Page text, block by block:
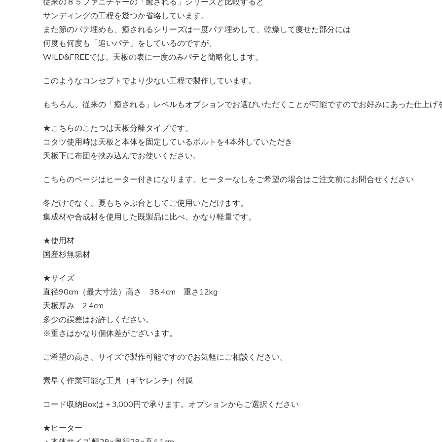
サンディングの工程を幾つか省略しています。
また節のパテ埋めも、癒されるシリーズは一度パテ埋めして、乾燥して痩せた部分には
何度も何度も「追いパテ」をしているのですが、
WILD&FREEでは、天板の表に一度のみパテと簡略化します。
このようなコンセプトでより少ない工程で製作しています。
もちろん、従来の「癒される」レベルもオプションでお選びいただくことが可能ですのでお好みにあった仕上げ
★こちらのこたつは天板分離タイプです。
コタツ使用時は天板と本体を固定しているボルトを4本外していただき
天板下に布団を挟み込んでお使いください。
こちらのページはヒーター付きになります。ヒーターなしをご希望の場合はご注文前にお問合せください
冬だけでなく、夏もちゃぶ台としてご使用いただけます。
集成材や合成材を使用した既製品に比べ、かなり軽量です。
★使用材
国産杉無垢材
★サイズ
直径90cm（最大寸法）高さ 38.4cm 重さ12kg
天板厚み 2.4cm
多少の誤差はお許しください。
※重さはかなり個体差がございます。
ご希望の高さ、サイズで製作可能ですのでお気軽にご相談ください。
素早く作業可能な工具（ギヤレンチ）付属
コード収納Boxは＋3,000円で承ります。オプションからご選択ください
★ヒーター